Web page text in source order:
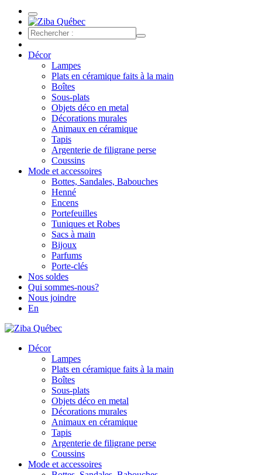
Décor
Lampes
Plats en céramique faits à la main
Boîtes
Sous-plats
Objets déco en metal
Décorations murales
Animaux en céramique
Tapis
Argenterie de filigrane perse
Coussins
Mode et accessoires
Bottes, Sandales, Babouches
Henné
Encens
Portefeuilles
Tuniques et Robes
Sacs à main
Bijoux
Parfums
Porte-clés
Nos soldes
Qui sommes-nous?
Nous joindre
En
Décor
Lampes
Plats en céramique faits à la main
Boîtes
Sous-plats
Objets déco en metal
Décorations murales
Animaux en céramique
Tapis
Argenterie de filigrane perse
Coussins
Mode et accessoires